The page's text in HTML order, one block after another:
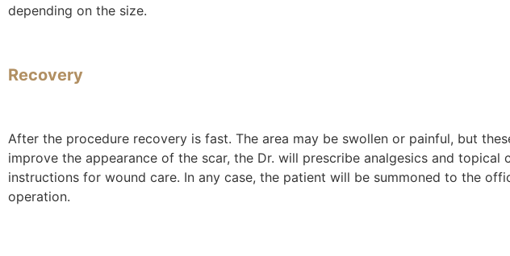
depending on the size.
Recovery
After the procedure recovery is fast. The area may be swollen or painful, but
improve the appearance of the scar, the Dr. will prescribe analgesics and
instructions for wound care. In any case, the patient will be summoned to the
operation.